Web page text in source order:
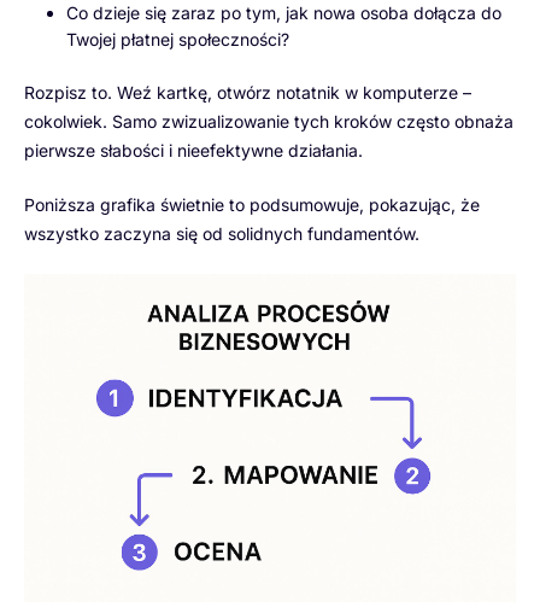
Co dzieje się zaraz po tym, jak nowa osoba dołącza do
Twojej płatnej społeczności?
Rozpisz to. Weź kartkę, otwórz notatnik w komputerze –
cokolwiek. Samo zwizualizowanie tych kroków często obnaża
pierwsze słabości i nieefektywne działania.
Poniższa grafika świetnie to podsumowuje, pokazując, że
wszystko zaczyna się od solidnych fundamentów.